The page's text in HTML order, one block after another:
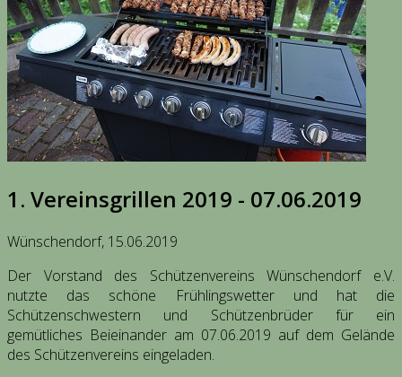
1. Vereinsgrillen 2019 - 07.06.2019
Wünschendorf, 15.06.2019
Der Vorstand des Schützenvereins Wünschendorf e.V.
nutzte das schöne Frühlingswetter und hat die
Schützenschwestern und Schützenbrüder für ein
gemütliches Beieinander am 07.06.2019 auf dem Gelände
des Schützenvereins eingeladen.